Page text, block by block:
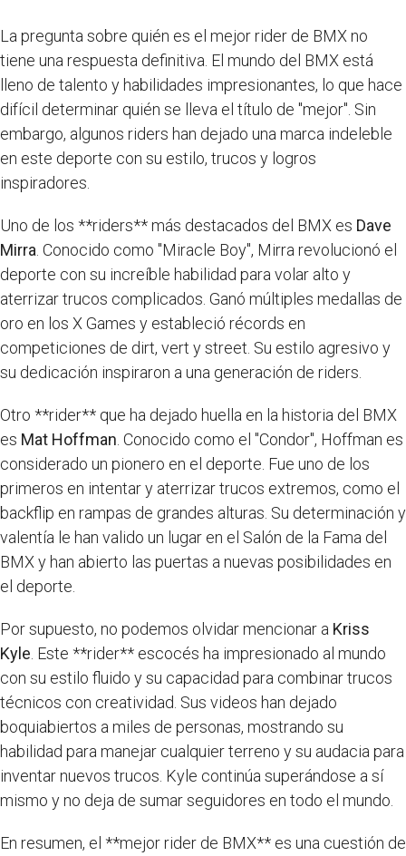
La pregunta sobre quién es el mejor rider de BMX no
tiene una respuesta definitiva. El mundo del BMX está
lleno de talento y habilidades impresionantes, lo que hace
difícil determinar quién se lleva el título de "mejor". Sin
embargo, algunos riders han dejado una marca indeleble
en este deporte con su estilo, trucos y logros
inspiradores.
Uno de los **riders** más destacados del BMX es Dave
Mirra . Conocido como "Miracle Boy", Mirra revolucionó el
deporte con su increíble habilidad para volar alto y
aterrizar trucos complicados. Ganó múltiples medallas de
oro en los X Games y estableció récords en
competiciones de dirt, vert y street. Su estilo agresivo y
su dedicación inspiraron a una generación de riders.
Otro **rider** que ha dejado huella en la historia del BMX
es Mat Hoffman . Conocido como el "Condor", Hoffman es
considerado un pionero en el deporte. Fue uno de los
primeros en intentar y aterrizar trucos extremos, como el
backflip en rampas de grandes alturas. Su determinación y
valentía le han valido un lugar en el Salón de la Fama del
BMX y han abierto las puertas a nuevas posibilidades en
el deporte.
Por supuesto, no podemos olvidar mencionar a Kriss
Kyle . Este **rider** escocés ha impresionado al mundo
con su estilo fluido y su capacidad para combinar trucos
técnicos con creatividad. Sus videos han dejado
boquiabiertos a miles de personas, mostrando su
habilidad para manejar cualquier terreno y su audacia para
inventar nuevos trucos. Kyle continúa superándose a sí
mismo y no deja de sumar seguidores en todo el mundo.
En resumen, el **mejor rider de BMX** es una cuestión de